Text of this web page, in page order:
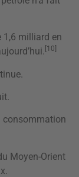
1,6 milliard en
[10]
consommation
Moyen-Orient